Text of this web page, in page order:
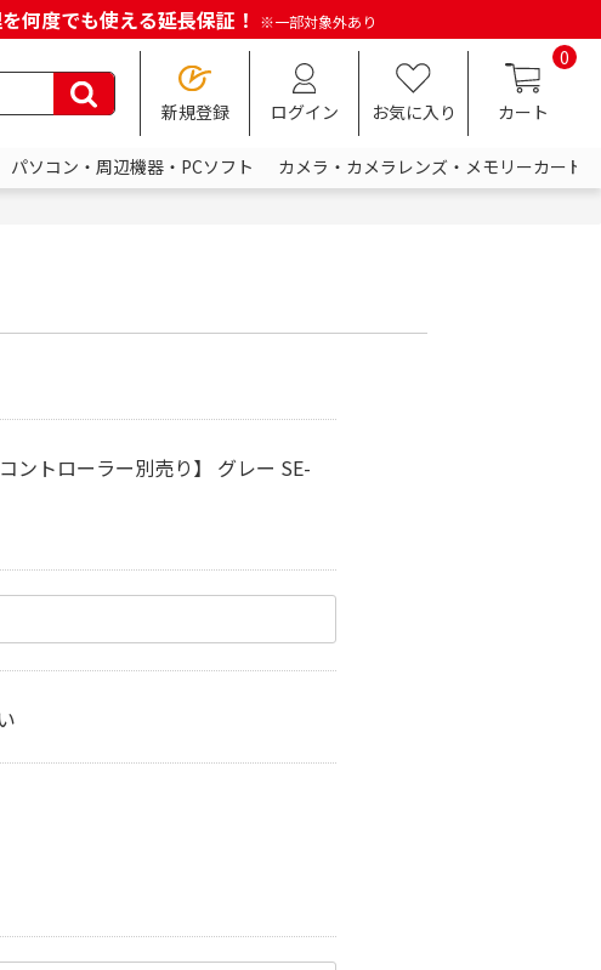
何度でも使える延長保証！ ※一部対象外あり
新規登録 ログイン お気に入り
0
カート
パソコン・周辺機器・PCソフト
カメラ・カメラレンズ・メモリーカード
ントローラー別売り】 グレー SE-